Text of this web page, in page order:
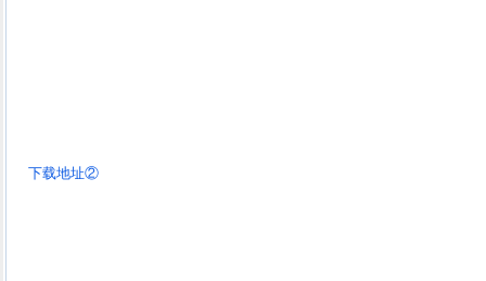
下载地址②